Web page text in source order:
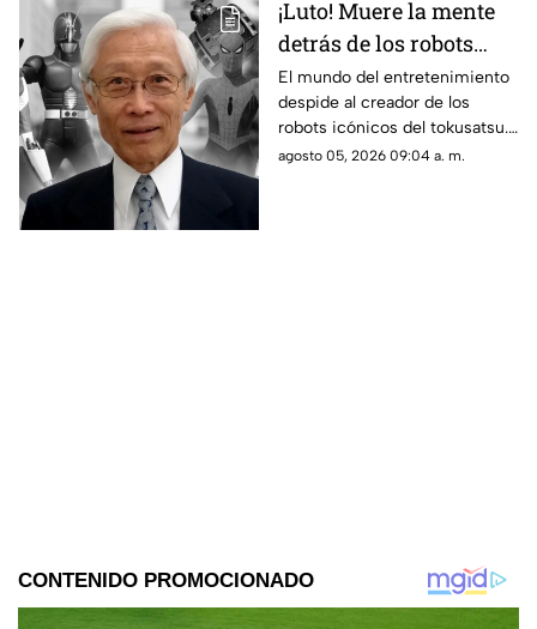
¡Luto! Muere la mente
detrás de los robots
icónicos del tokusatsu
y los Power Rangers
El mundo del entretenimiento
despide al creador de los
robots icónicos del tokusatsu.
Su trabajo revolucionó series
agosto 05, 2026 09:04 a. m.